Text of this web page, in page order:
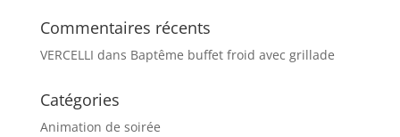
Commentaires récents
VERCELLI dans Baptême buffet froid avec grillade
Catégories
Animation de soirée